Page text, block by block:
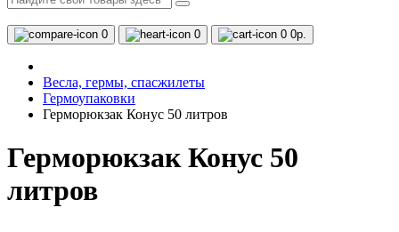
0 0 0 0р.
Весла, гермы, спасжилеты
Гермоупаковки
Герморюкзак Конус 50 литров
Герморюкзак Конус 50
литров